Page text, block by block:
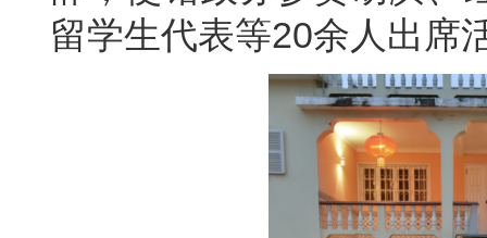
留学生代表等20余人出席